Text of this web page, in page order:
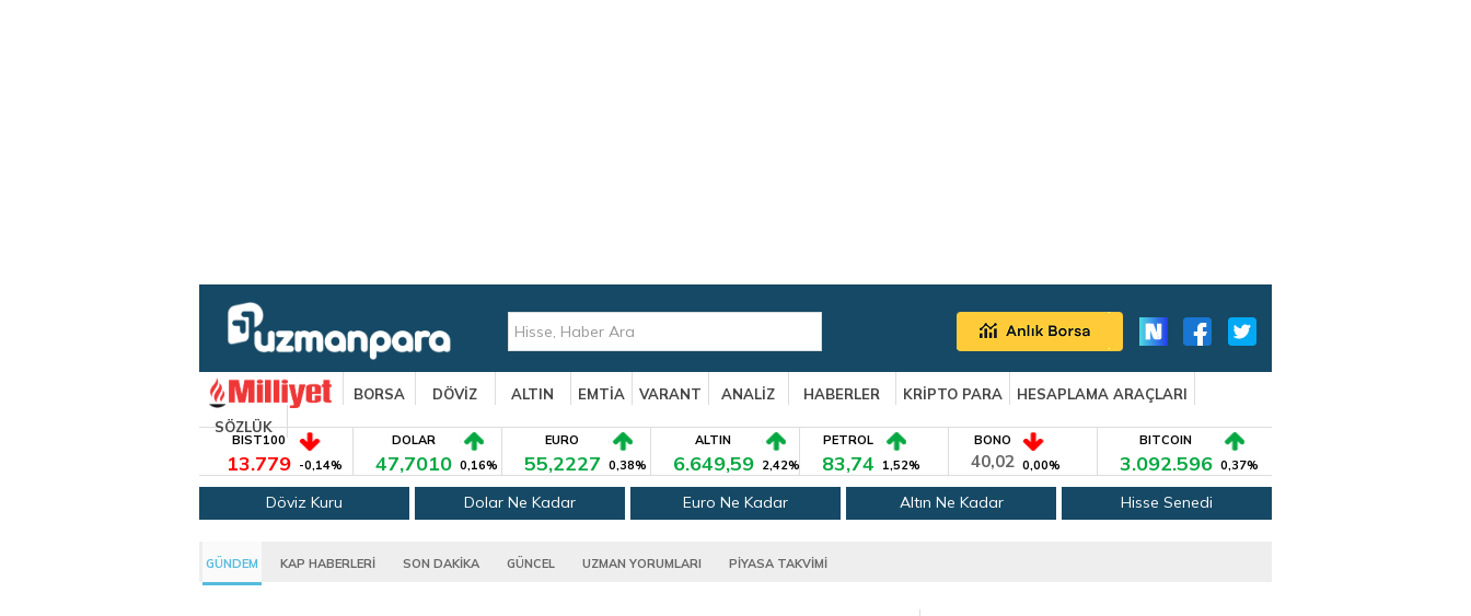
BORSA DÖVİZ ALTIN EMTİA VARANT ANALİZ HABERLER KRİPTO PARA
HESAPLAMA ARAÇLARI
SÖZLÜK
BIST100
13.779 -0,14%
DOLAR
47,7010 0,16%
EURO
55,2227 0,38%
ALTIN
6.649,59 2,42%
PETROL
83,74 1,52%
BONO
40,02 0,00%
BITCOIN
3.092.596 0,37%
Döviz Kuru Dolar Ne Kadar Euro Ne Kadar Altın Ne Kadar Hisse Senedi
GÜNDEM KAP HABERLERİ SON DAKİKA GÜNCEL UZMAN YORUMLARI PİYASA TAKVİMİ